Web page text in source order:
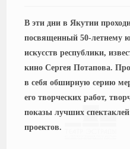
В эти дни в Якутии
посвященный 50-летнему
искусств республики,
кино Сергея Потапова.
в себя обширную серию
его творческих работ,
показы лучших
проектов.